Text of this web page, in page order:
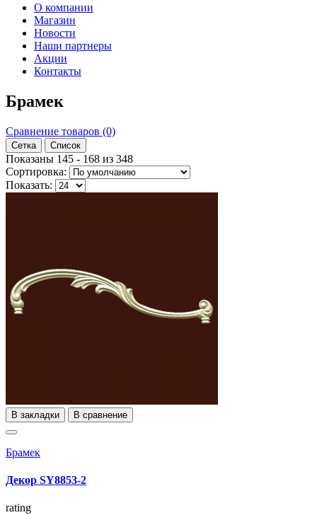
О компании
Магазин
Новости
Наши партнеры
Акции
Контакты
Брамек
Сравнение товаров (0)
Сетка Список
Показаны 145 - 168 из 348
Сортировка:
Показать:
В закладки В сравнение
Брамек
Декор SY8853-2
rating